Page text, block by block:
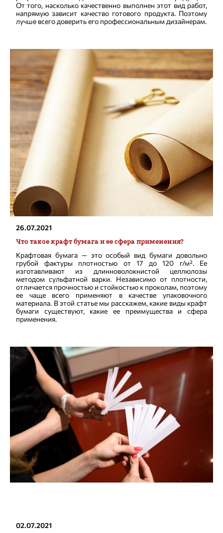
От того, насколько качественно выполнен этот вид работ,
напрямую зависит качество готового продукта. Поэтому
лучше всего доверить его профессиональным дизайнерам.
26.07.2021
Что такое крафт бумага и ее сфера применения?
Крафтовая бумага — это особый вид бумаги довольно
грубой фактуры плотностью от 17 до 120 г/м². Ее
изготавливают из длинноволокнистой целлюлозы
методом сульфатной варки. Независимо от плотности,
отличается прочностью и стойкостью к проколам, поэтому
ее чаще всего применяют в качестве упаковочного
материала. В этой статье мы расскажем, какие виды крафт
бумаги существуют, какие ее преимущества и сфера
применения.
02.07.2021